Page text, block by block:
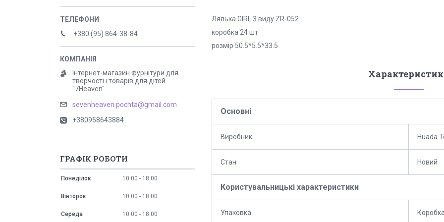
Лялька GIRL 3 виду ZR-052
коробка 24 шт
розмір 50.5*5.5*33.5
Основні
Виробник Huada
Стан Новий
Користувальницькі характеристики
Упаковка Коробка
+380 (95) 864-38-84
Інтернет-магазин фурнітури для
творчості і товарів для дітей
"7Heaven"
sevenheaven.pochta@gmail.com
+380958643884
ГРАФІК РОБОТИ
Понеділок 10:00 18:00
Вівторок 10:00 18:00
Середа 10:00 18:00